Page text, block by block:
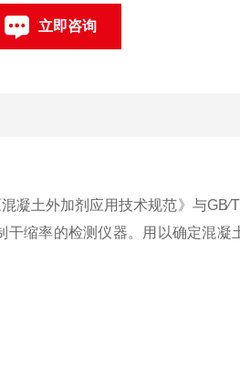
立即咨询
凝土外加剂应用技术规范》与
缩率的检测仪器。用以确定混凝